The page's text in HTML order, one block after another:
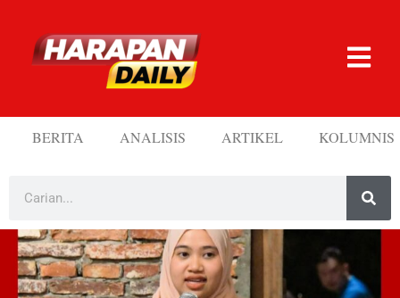
BERITA ANALISIS ARTIKEL KOLUMNIS